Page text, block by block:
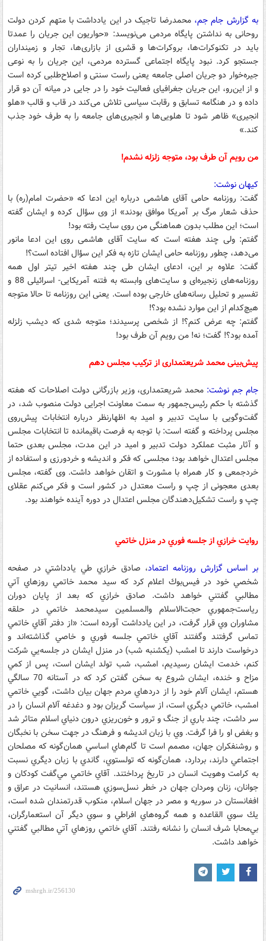
به گزارش جام جم،محمدرضا تاجیک در این یادداشت با متهم کردن دولت
روحانی به نداشتن پایگاه مردمی می‌نویسد: «حواریون این جریان را عمدتا
باید در تکنوکرات‌ها، بروکرات‌ها و قشری از بازاری‌ها، تجار و زمینداران
جستجو کرد. نبود پایگاه اجتماعی گسترده مردمی، این جریان را به نوعی
جیره‌خوار دو جریان اصلی جامعه یعنی راست سنتی و اصلاح‌طلبی ‌کرده است
و از این‌رو، این جریان جغرافیای فعالیت خود را در جایی در میانه آن دو قرار
داده و در هنگامه تسابق و رقابت سیاسی تلاش می‌کند در قاب و قالب «هلو
انجیری» ظاهر شود تا هلویی‌ها و انجیری‌های جامعه را به طرف خود جذب
کند.»
من رویم آن طرف بود، متوجه زلزله نشدم!
کیهان نوشت:
گفت: روزنامه‌ حامی آقای هاشمی درباره این ادعا که «حضرت امام(ره) با
حذف شعار مرگ بر آمریکا موافق بودند» از وی سؤال کرده و ایشان گفته
است؛ این مطلب بدون هماهنگی من روی سایت رفته بود!
گفتم: ولی چند هفته است که سایت آقای هاشمی روی این ادعا مانور
می‌دهد، چطور روزنامه‌ حامی ایشان تازه به فکر این سؤال افتاده است؟!
گفت: علاوه بر این، ادعای ایشان طی چند هفته اخیر تیتر اول همه
روزنامه‌های زنجیره‌ای و سایت‌های وابسته به فتنه آمریکایی- اسرائیلی 88 و
تفسیر و تحلیل رسانه‌های خارجی بوده است. یعنی این روزنامه تا حالا متوجه
هیچ‌کدام از این موارد نشده بود؟!
گفتم: چه عرض کنم؟! از شخصی پرسیدند؛ متوجه شدی که دیشب زلزله
آمده بود؟! گفت؛ نه! من رویم آن طرف بود!
پیش‌بینی محمد شریعتمداری از ترکیب مجلس دهم
جام جم نوشت: محمد شریعتمداری، وزیر بازرگانی دولت اصلاحات که هفته
گذشته با حکم رئیس‌جمهور به سمت معاونت اجرایی دولت منصوب شد، در
گفت‌وگویی با سایت تدبیر و امید به اظهارنظر درباره انتخابات پیش‌روی
مجلس پرداخته و گفته است: با توجه به فرصت باقیمانده تا انتخابات مجلس
و آثار مثبت عملکرد دولت تدبیر و امید در این مدت، مجلس بعدی حتما
مجلس اعتدال خواهد بود؛ مجلسی که فکر و اندیشه و خردورزی و استفاده از
خردجمعی و کار همراه با مشورت و اتقان خواهد داشت. وی گفته، مجلس
بعدی معجونی از چپ و راست معتدل در کشور است و فکر می‌کنم عقلای
چپ و راست تشکیل‌دهندگان مجلس اعتدال در دوره آینده خواهند بود.
روايت خرازي از جلسه فوري در منزل خاتمي
بر اساس گزارش روزنامه اعتماد، صادق خرازي طي يادداشتي در صفحه
شخصي خود در فيس‌بوك اعلام كرد كه سيد محمد خاتمي روزهاي آتي
مطالبي گفتني خواهد داشت. صادق خرازي كه بعد از پايان دوران
رياست‌جمهوري حجت‌الاسلام والمسلمين سيدمحمد خاتمي در حلقه
مشاوران وي قرار گرفت، در اين يادداشت آورده است: «از دفتر آقاي خاتمي
تماس گرفتند وگفتند آقاي خاتمي جلسه فوري و خاصي گذاشته‌اند و
درخواست دارند تا امشب (يكشنبه شب) در منزل ايشان در جلسه‌يي شركت
كنم، خدمت ايشان رسيديم، امشب، شب تولد ايشان است، پس از كمي
مزاح و خنده، ايشان شروع به سخن گفتن كرد كه در آستانه 70 سالگي
هستم، ايشان آلام خود را از دردهاي مردم جهان بيان داشت، گويي خاتمي
امشب، خاتمي ديگري است، از سياست گريزان بود و دغدغه آلام انسان را در
سر داشت، چند باري از جنگ و ترور و خون‌ريزي درون دنياي اسلام متاثر شد
و بغض او را فرا گرفت. وي با زبان انديشه و فرهنگ در جهت سخن با نخبگان
و روشنفكران جهان، مصمم است تا گام‌هاي اساسي همان‌گونه كه مصلحان
اجتماعي دارند، بردارد، همان‌گونه كه تولستوي، گاندي با زبان ديگري نسبت
به كرامت وهويت انسان در تاريخ پرداختند. آقاي خاتمي مي‌گفت كودكان و
جوانان، زنان ومردان جهان در خطر نسل‌سوزي هستند، انسانيت در عراق و
افغانستان در سوريه و مصر در جهان اسلام، منكوب قدرتمندان شده است،
يك سوي القاعده و همه گروه‌هاي افراطي و سوي ديگر آن استعمار‌گران،
بي‌محابا شرف انسان را نشانه رفتند. آقاي خاتمي روزهاي آتي مطالبي گفتني
خواهد داشت.